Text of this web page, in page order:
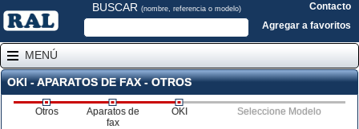
BUSCAR (nombre, referencia o modelo)
Contacto
Agregar a favoritos
MENÚ
OKI - APARATOS DE FAX - OTROS
Otros
Aparatos de
fax
OKI Seleccione Modelo